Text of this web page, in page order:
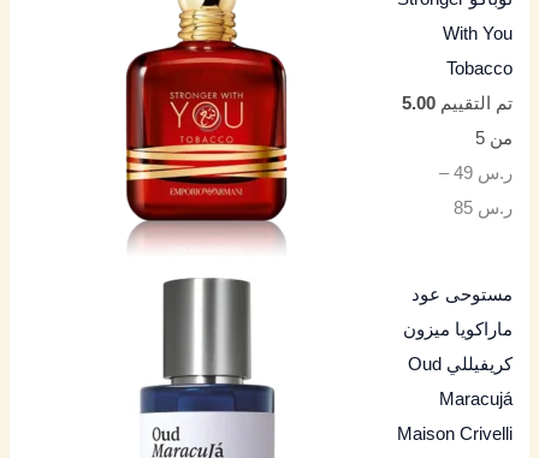
With You
Tobacco
تم التقييم5.00
من 5
ر.س 49
–
ر.س 85
مستوحى عود
ماراكويا ميزون
كريفيللي Oud
Maracujá
Maison Crivelli